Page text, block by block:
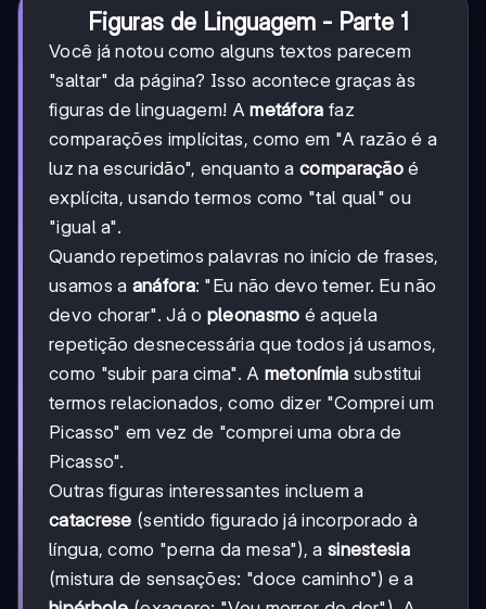
Figuras de Linguagem - Parte 1
Você já notou como alguns textos parecem
"saltar" da página? Isso acontece graças às
figuras de linguagem! Ametáfora faz
comparações implícitas, como em "A razão é a
luz na escuridão", enquanto acomparação é
explícita, usando termos como "tal qual" ou
"igual a".
Quando repetimos palavras no início de frases,
usamos a anáfora: "Eu não devo temer. Eu não
devo chorar". Já o pleonasmo é aquela
repetição desnecessária que todos já usamos,
como "subir para cima". A metonímia substitui
termos relacionados, como dizer "Comprei um
Picasso" em vez de "comprei uma obra de
Picasso".
Outras figuras interessantes incluem a
catacrese (sentido figurado já incorporado à
língua, como "perna da mesa"), a sinestesia
(mistura de sensações: "doce caminho") e a